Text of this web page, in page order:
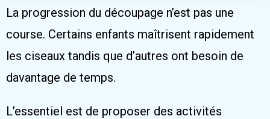
La progression du découpage n’est pas une
course. Certains enfants maîtrisent rapidement
les ciseaux tandis que d’autres ont besoin de
davantage de temps.
L’essentiel est de proposer des activités